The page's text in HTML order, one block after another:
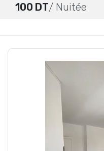
100 DT/ Nuitée